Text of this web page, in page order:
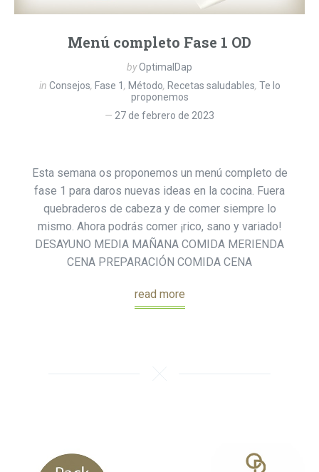
Menú completo Fase 1 OD
byOptimalDap
in Consejos, Fase 1 , Método, Recetas saludables, Te lo
proponemos
27 de febrero de 2023
Esta semana os proponemos un menú completo de
fase 1 para daros nuevas ideas en la cocina. Fuera
quebraderos de cabeza y de comer siempre lo
mismo. Ahora podrás comer ¡rico, sano y variado!
DESAYUNO MEDIA MAÑANA COMIDA MERIENDA
CENA PREPARACIÓN COMIDA CENA
read more